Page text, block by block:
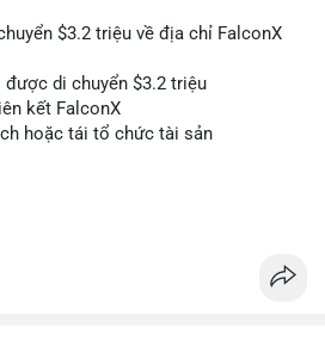
$3.2 triệu về địa chỉ FalconX
được di chuyển $3.2 triệu
kết FalconX
hoặc tái tổ chức tài sản